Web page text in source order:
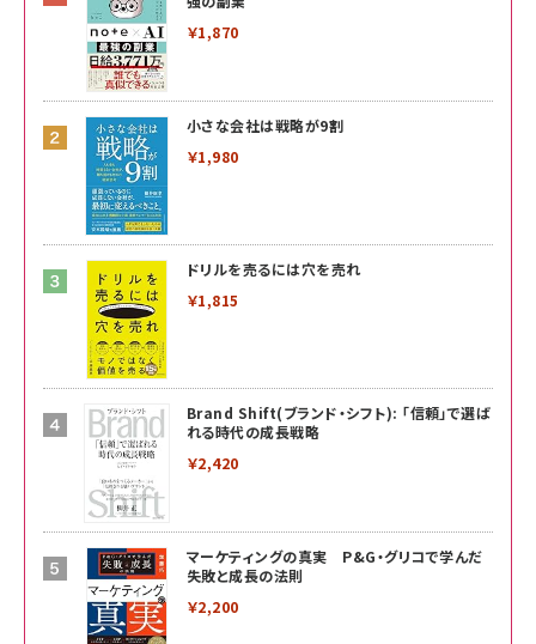
￥1,870
小さな会社は戦略が9割
￥1,980
ドリルを売るには穴を売れ
￥1,815
Brand Shift(ブランド・シフト): 「信頼」で選ば
れる時代の成長戦略
￥2,420
マーケティングの真実 P&G・グリコで学んだ
失敗と成長の法則
￥2,200